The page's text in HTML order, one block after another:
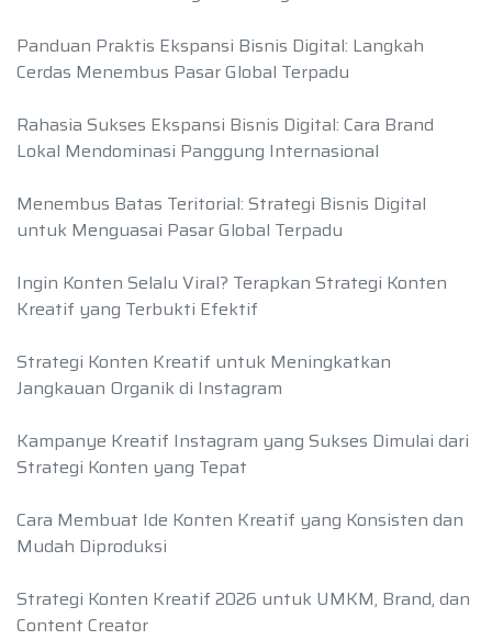
Panduan Praktis Ekspansi Bisnis Digital: Langkah
Cerdas Menembus Pasar Global Terpadu
Rahasia Sukses Ekspansi Bisnis Digital: Cara Brand
Lokal Mendominasi Panggung Internasional
Menembus Batas Teritorial: Strategi Bisnis Digital
untuk Menguasai Pasar Global Terpadu
Ingin Konten Selalu Viral? Terapkan Strategi Konten
Kreatif yang Terbukti Efektif
Strategi Konten Kreatif untuk Meningkatkan
Jangkauan Organik di Instagram
Kampanye Kreatif Instagram yang Sukses Dimulai dari
Strategi Konten yang Tepat
Cara Membuat Ide Konten Kreatif yang Konsisten dan
Mudah Diproduksi
Strategi Konten Kreatif 2026 untuk UMKM, Brand, dan
Content Creator